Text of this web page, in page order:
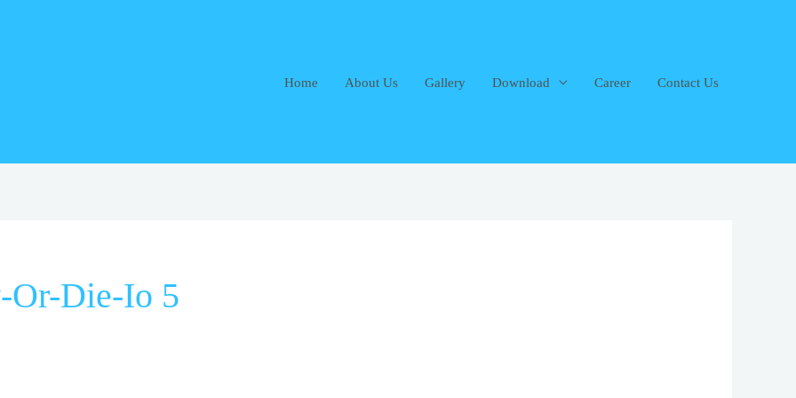
Home About Us Gallery Download Career Contact Us
Die-Io 5